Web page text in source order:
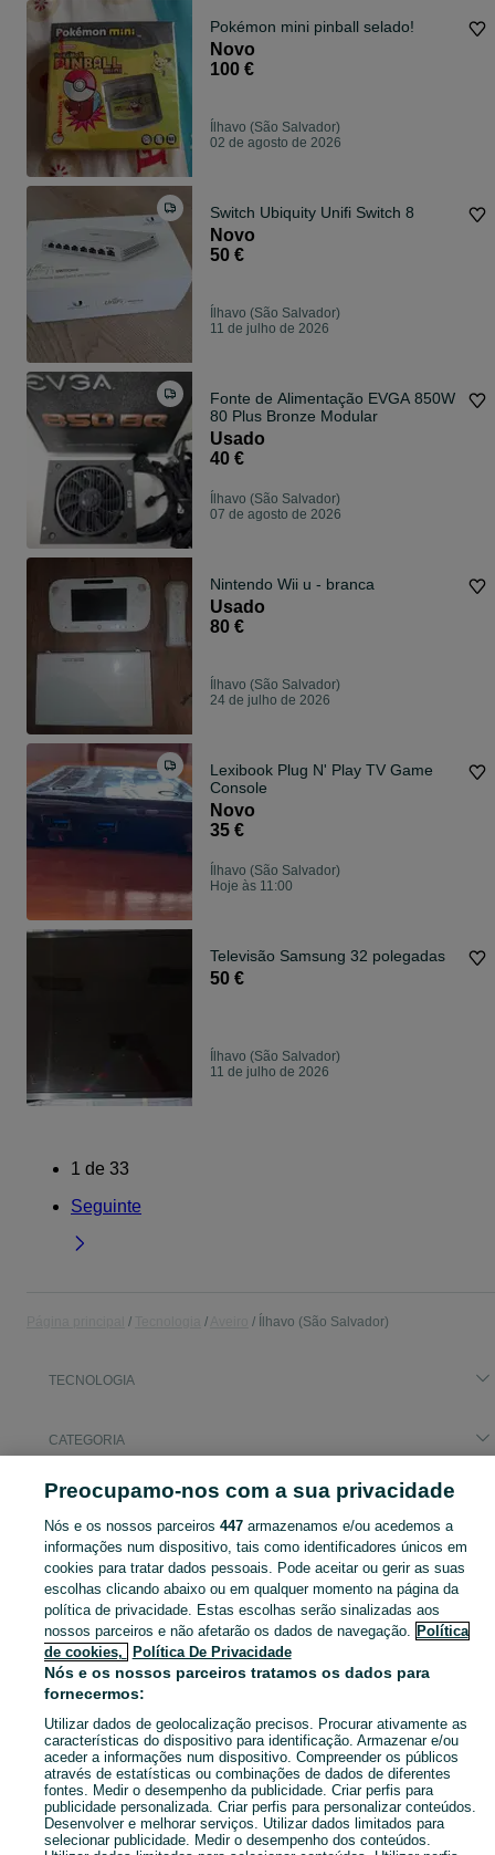
Pokémon mini pinball selado!
Novo
100 €
Ílhavo (São Salvador)
02 de agosto de 2026
Switch Ubiquity Unifi Switch 8
Novo
50 €
Ílhavo (São Salvador)
11 de julho de 2026
Fonte de Alimentação EVGA 850W
80 Plus Bronze Modular
Usado
40 €
Ílhavo (São Salvador)
07 de agosto de 2026
Nintendo Wii u - branca
Usado
80 €
Ílhavo (São Salvador)
24 de julho de 2026
Lexibook Plug N' Play TV Game
Console
Novo
35 €
Ílhavo (São Salvador)
Hoje às 11:00
Televisão Samsung 32 polegadas
50 €
Ílhavo (São Salvador)
11 de julho de 2026
1 de 33
Seguinte
Ílhavo (São Salvador)
TECNOLOGIA
CATEGORIA
Pesquisas populares
hp z2 gopro 11 hero
Tecnologia, Informática, Electrónica Ílhavo (São Salvador) - Videojogos, Consolas, TV, Computadores. Veja os anúncios ou publique o seu anúncio no OLX Portugal. Mostrar
Mapa do site
Mapa das freguesias
Mapa de mini-sites
Pesquisas populares
Preocupamo-nos com a sua privacidade
Nós e os nossos parceiros 447armazenamos e/ou acedemos a
informações num dispositivo, tais como identificadores únicos em
cookies para tratar dados pessoais. Pode aceitar ou gerir as suas
escolhas clicando abaixo ou em qualquer momento na página da
política de privacidade. Estas escolhas serão sinalizadas aos
nossos parceiros e não afetarão os dados de navegação. Política
de cookies,
Política De Privacidade
Nós e os nossos parceiros tratamos os dados para
fornecermos:
Utilizar dados de geolocalização precisos. Procurar ativamente as
características do dispositivo para identificação. Armazenar e/ou
aceder a informações num dispositivo. Compreender os públicos
através de estatísticas ou combinações de dados de diferentes
fontes. Medir o desempenho da publicidade. Criar perfis para
publicidade personalizada. Criar perfis para personalizar conteúdos.
Desenvolver e melhorar serviços. Utilizar dados limitados para
selecionar publicidade. Medir o desempenho dos conteúdos.